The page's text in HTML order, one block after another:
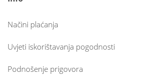
Načini plaćanja
Uvjeti iskorištavanja pogodnosti
Podnošenje prigovora